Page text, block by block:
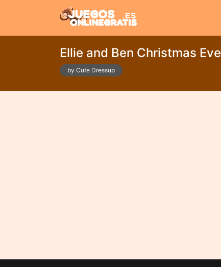
Ellie and Ben Christmas Eve
by Cute Dressup